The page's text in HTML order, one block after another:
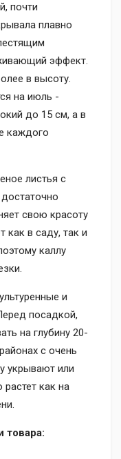
почти
плавно
эффект.
в высоту.
на июль -
до 15 см, а в
каждого
листья с
свою красоту
как в саду, так и
каллу
и
посадкой,
на глубину 20-
с очень
укрывают или
как на
товара: